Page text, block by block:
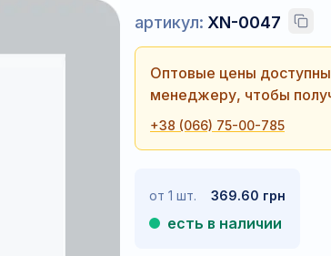
артикул: XN-0047
Оптовые цены
менеджеру, чтобы
+38 (066) 75-00-785
от 1 шт. 369.60 грн
есть в наличии